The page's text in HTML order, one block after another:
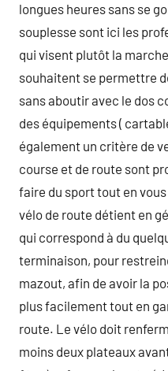
longues heures sans se
souplesse sont ici les
qui visent plutôt la
souhaitent se permettre
sans aboutir avec le dos
des équipements (
également un critère de
course et de route sont
faire du sport tout en
vélo de route détient en
qui correspond à du
terminaison, pour
mazout, afin de avoir la
plus facilement tout en
route. Le vélo doit
moins deux plateaux